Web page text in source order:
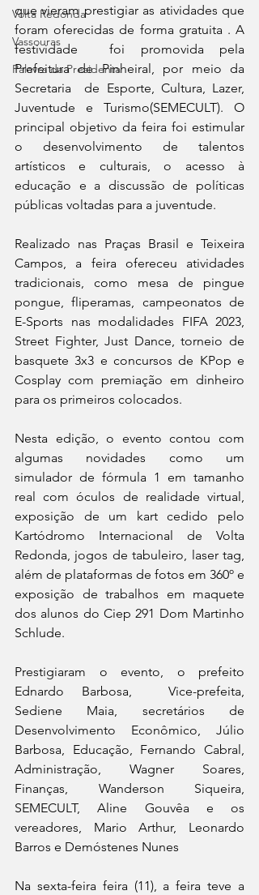
Volta Redonda
Vassouras
Palavra da Presidenta
que vieram prestigiar as atividades que
foram oferecidas de forma gratuita . A
festividade  foi promovida pela
Prefeitura de Pinheiral, por meio da
Secretaria  de Esporte, Cultura, Lazer,
Juventude e Turismo(SEMECULT). O
principal objetivo da feira foi estimular
o desenvolvimento de talentos
artísticos e culturais, o acesso à
educação e a discussão de políticas
públicas voltadas para a juventude.
Realizado nas Praças Brasil e Teixeira
Campos, a feira ofereceu atividades
tradicionais, como mesa de pingue
pongue, fliperamas, campeonatos de
E-Sports nas modalidades FIFA 2023,
Street Fighter, Just Dance, torneio de
basquete 3x3 e concursos de KPop e
Cosplay com premiação em dinheiro
para os primeiros colocados.
Nesta edição, o evento contou com
algumas novidades como um
simulador de fórmula 1 em tamanho
real com óculos de realidade virtual,
exposição de um kart cedido pelo
Kartódromo Internacional de Volta
Redonda, jogos de tabuleiro, laser tag,
além de plataformas de fotos em 360º e
exposição de trabalhos em maquete
dos alunos do Ciep 291 Dom Martinho
Schlude.
Prestigiaram o evento, o prefeito
Ednardo Barbosa,  Vice-prefeita,
Sediene Maia, secretários de
Desenvolvimento Econômico, Júlio
Barbosa, Educação, Fernando Cabral,
Administração, Wagner Soares,
Finanças, Wanderson Siqueira,
SEMECULT, Aline Gouvêa e os
vereadores, Mario Arthur, Leonardo
Barros e Demóstenes Nunes
Na sexta-feira feira (11), a feira teve a